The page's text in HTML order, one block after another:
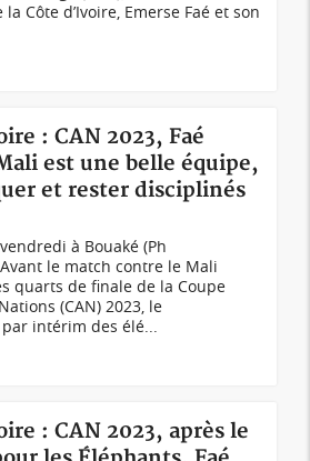
Côte d’Ivoire, Emerse Faé et son
: CAN 2023, Faé
est une belle équipe,
et rester disciplinés
à Bouaké (Ph
le match contre le Mali
quarts de finale de la Coupe
(CAN) 2023, le
intérim des élé...
: CAN 2023, après le